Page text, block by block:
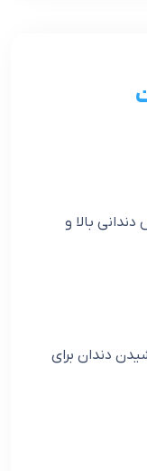
بالا و
دندان براي